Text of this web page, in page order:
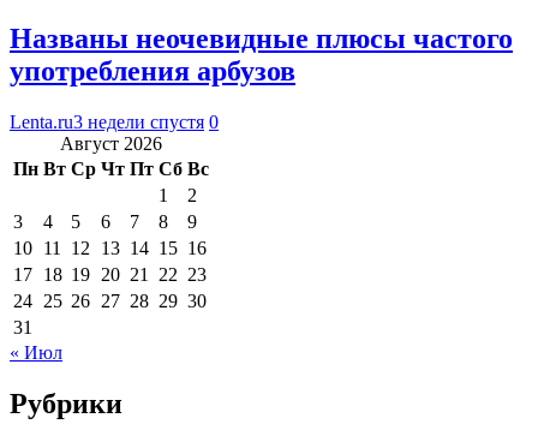
Названы неочевидные плюсы частого
употребления арбузов
Lenta.ru3 недели спустя 0
Август 2026
Пн Вт Ср Чт Пт Сб Вс
1
2
3
4 5 6 7 8
9
10 11 12 13 14 15 16
17 18 19 20 21 22 23
24 25 26 27 28 29 30
31
« Июл
Рубрики